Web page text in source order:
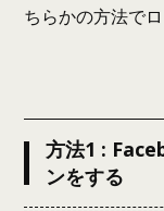
ちらかの方法で
方法1 :
ンをする